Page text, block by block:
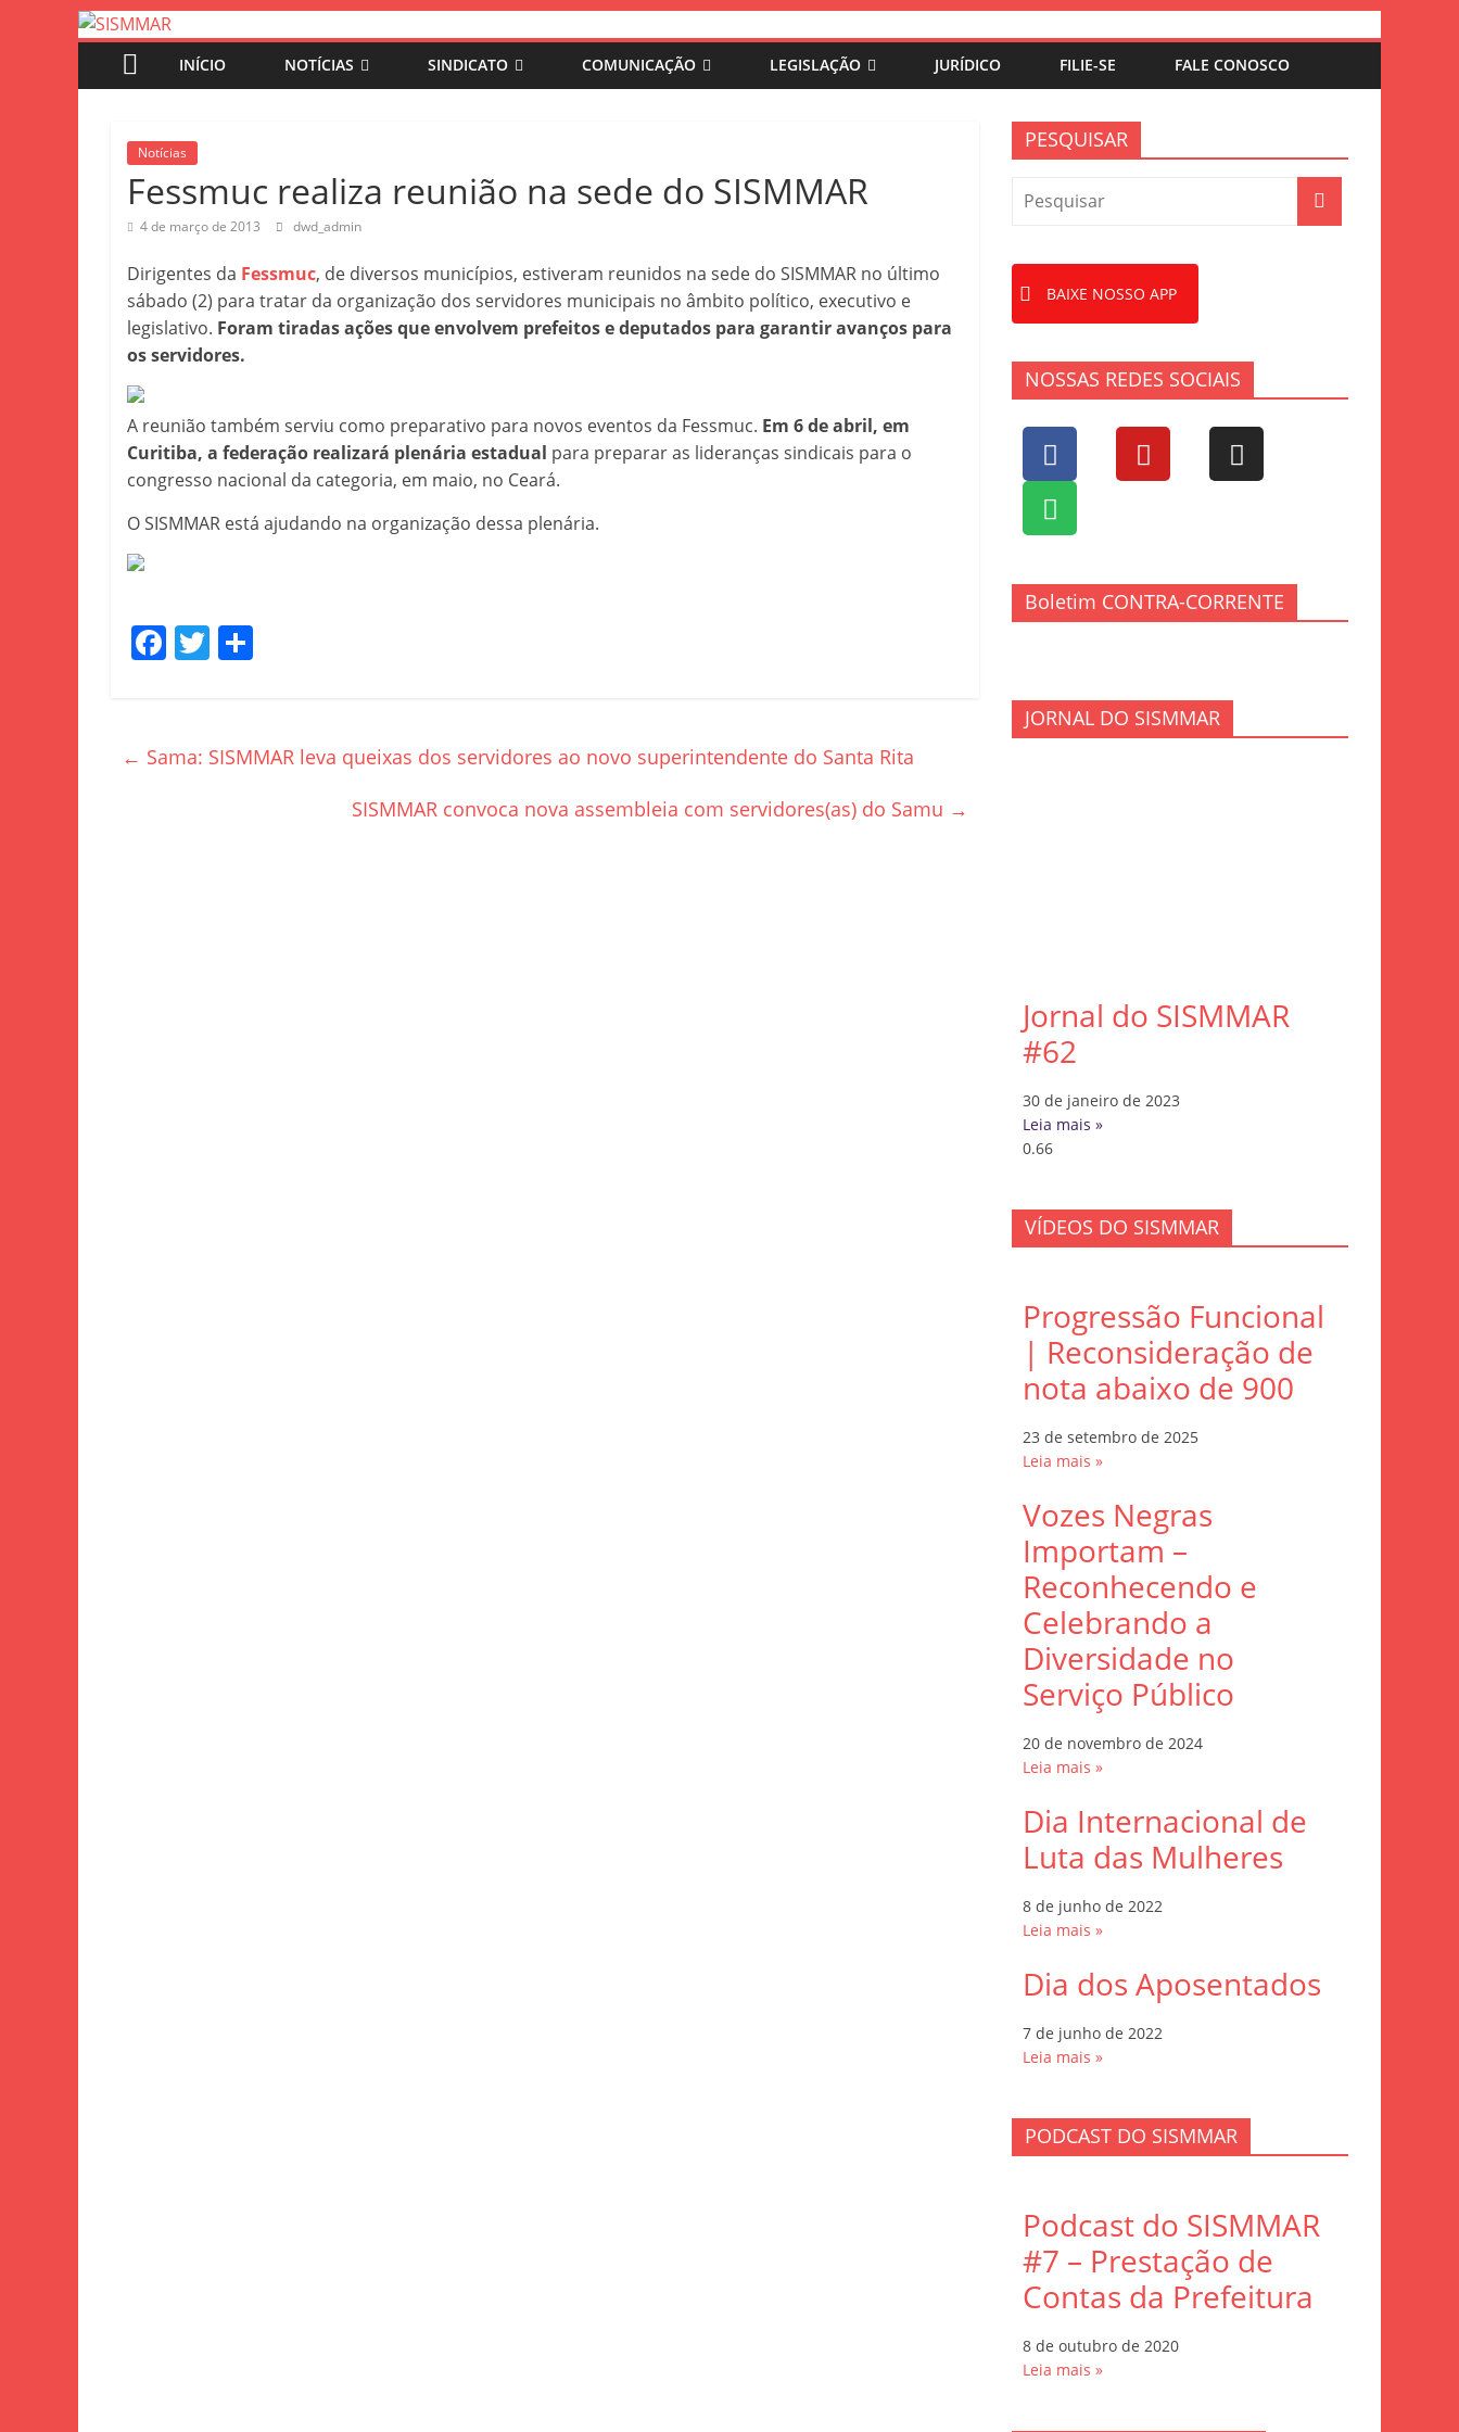
INÍCIO NOTÍCIAS SINDICATO COMUNICAÇÃO LEGISLAÇÃO JURÍDICO FILIE-SE FALE CONOSCO
Notícias
Fessmuc realiza reunião na sede do SISMMAR
4 de março de 2013 dwd_admin
Dirigentes da Fessmuc, de diversos municípios, estiveram reunidos na sede do SISMMAR no último
sábado (2) para tratar da organização dos servidores municipais no âmbito político, executivo e
legislativo. Foram tiradas ações que envolvem prefeitos e deputados para garantir avanços para
os servidores.
A reunião também serviu como preparativo para novos eventos da Fessmuc. Em 6 de abril, em
Curitiba, a federação realizará plenária estadual para preparar as lideranças sindicais para o
congresso nacional da categoria, em maio, no Ceará.
O SISMMAR está ajudando na organização dessa plenária.
F
e
T
er e
← Sama: SISMMAR leva queixas dos servidores ao novo superintendente do Santa Rita
SISMMAR convoca nova assembleia com servidores(as) do Samu →
PESQUISAR
BAIXE NOSSO APP
NOSSAS REDES SOCIAIS
Boletim CONTRA-CORRENTE
JORNAL DO SISMMAR
Jornal do SISMMAR
#62
30 de janeiro de 2023
Leia mais »
VÍDEOS DO SISMMAR
Progressão Funcional
| Reconsideração de
nota abaixo de 900
23 de setembro de 2025
Leia mais »
Vozes Negras
Importam –
Reconhecendo e
Celebrando a
Diversidade no
Serviço Público
20 de novembro de 2024
Leia mais »
Dia Internacional de
Luta das Mulheres
8 de junho de 2022
Leia mais »
Dia dos Aposentados
7 de junho de 2022
Leia mais »
PODCAST DO SISMMAR
Podcast do SISMMAR
#7 – Prestação de
Contas da Prefeitura
8 de outubro de 2020
Leia mais »